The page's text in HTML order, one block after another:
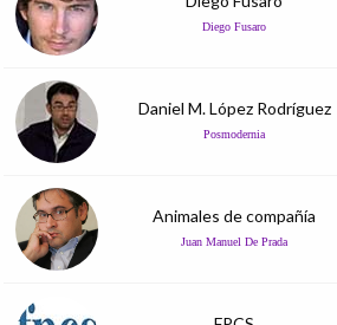
Diego Fusaro
Daniel M. López Rodríguez
Posmodernia
Animales de compañía
Juan Manuel De Prada